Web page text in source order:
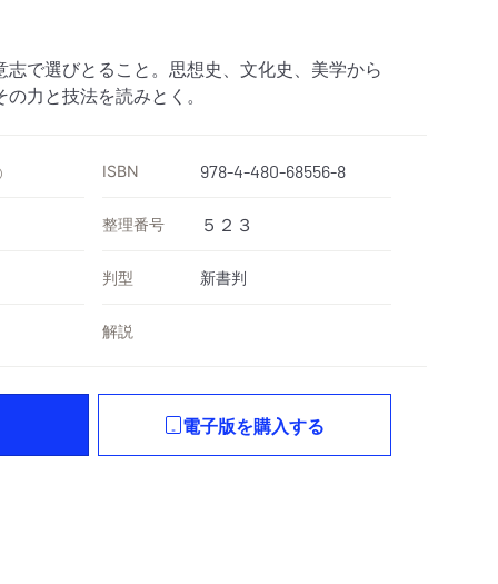
で選びとること。思想史、文化史、美学から
力と技法を読みとく。
ISBN 978-4-480-68556-8
整理番号 ５２３
判型 新書判
解説
電子版を購入する